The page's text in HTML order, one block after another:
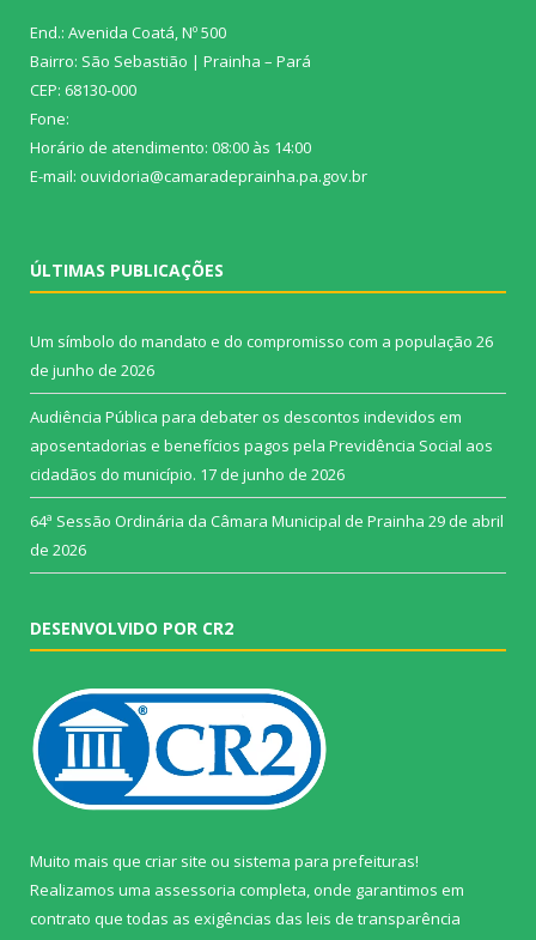
End.: Avenida Coatá, Nº 500
Bairro: São Sebastião | Prainha – Pará
CEP: 68130-000
Fone:
Horário de atendimento: 08:00 às 14:00
E-mail: ouvidoria@camaradeprainha.pa.gov.br
ÚLTIMAS PUBLICAÇÕES
Um símbolo do mandato e do compromisso com a população 26
de junho de 2026
Audiência Pública para debater os descontos indevidos em
aposentadorias e benefícios pagos pela Previdência Social aos
cidadãos do município. 17 de junho de 2026
64ª Sessão Ordinária da Câmara Municipal de Prainha 29 de abril
de 2026
DESENVOLVIDO POR CR2
Muito mais que criar site ou sistema para prefeituras!
Realizamos uma assessoria completa, onde garantimos em
contrato que todas as exigências das leis de transparência